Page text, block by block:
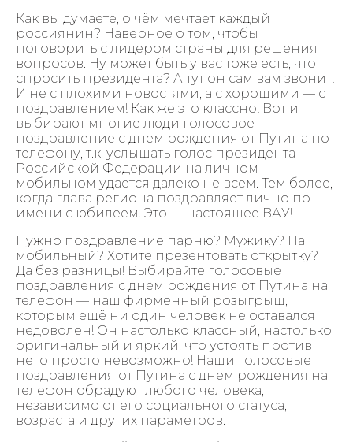
Как вы думаете, о чём мечтает каждый
россиянин? Наверное о том, чтобы
поговорить с лидером страны для решения
вопросов. Ну может быть у вас тоже есть, что
спросить президента? А тут он сам вам звонит!
И не с плохими новостями, а с хорошими — с
поздравлением! Как же это классно! Вот и
выбирают многие люди голосовое
поздравление с днем рождения от Путина по
телефону, т.к. услышать голос президента
Российской Федерации на личном
мобильном удается далеко не всем. Тем более,
когда глава региона поздравляет лично по
имени с юбилеем. Это — настоящее ВАУ!
Нужно поздравление парню? Мужику? На
мобильный? Хотите презентовать открытку?
Да без разницы! Выбирайте голосовые
поздравления с днем рождения от Путина на
телефон — наш фирменный розыгрыш,
которым ещё ни один человек не оставался
недоволен! Он настолько классный, настолько
оригинальный и яркий, что устоять против
него просто невозможно! Наши голосовые
поздравления от Путина с днем рождения на
телефон обрадуют любого человека,
независимо от его социального статуса,
возраста и других параметров.